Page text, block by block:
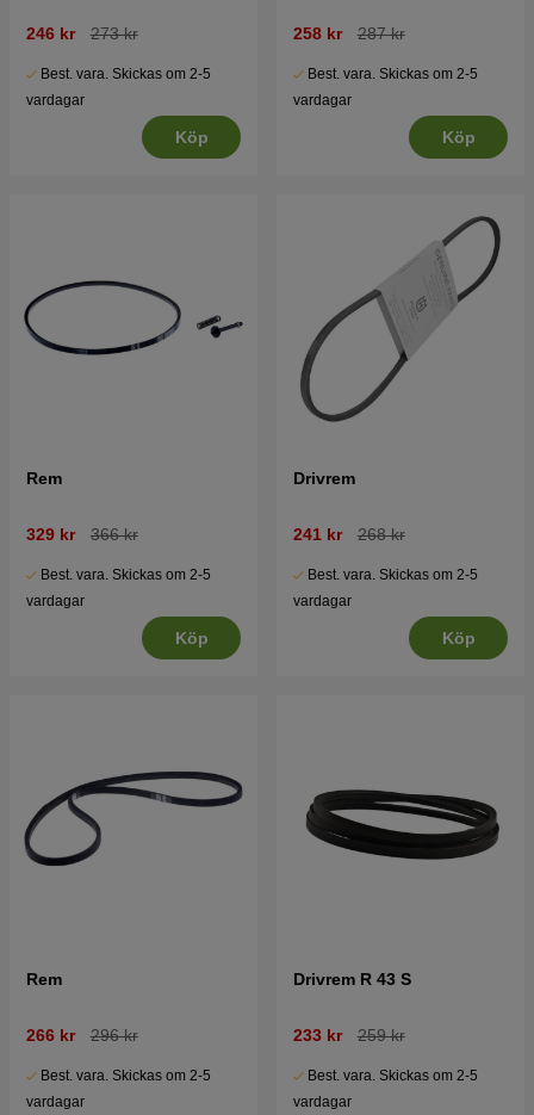
246 kr 273 kr
Best. vara. Skickas om 2-5
vardagar
Köp
258 kr 287 kr
Best. vara. Skickas om 2-5
vardagar
Köp
Rem
329 kr 366 kr
Best. vara. Skickas om 2-5
vardagar
Köp
Drivrem
241 kr 268 kr
Best. vara. Skickas om 2-5
vardagar
Köp
Rem
266 kr 296 kr
Best. vara. Skickas om 2-5
vardagar
Drivrem R 43 S
233 kr 259 kr
Best. vara. Skickas om 2-5
vardagar